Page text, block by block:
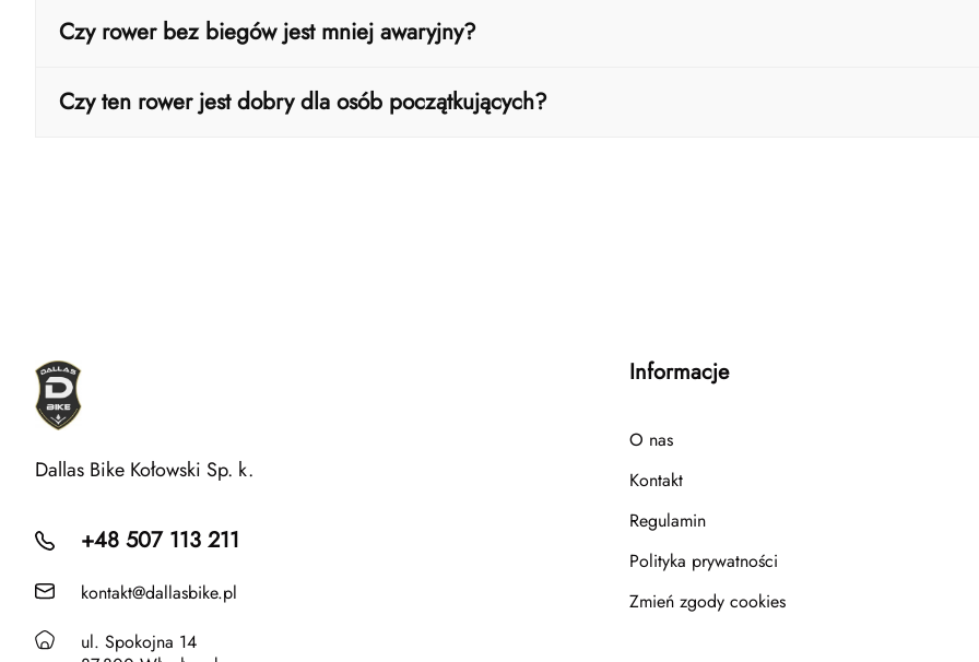
Obniżona rama ułatwia wsiadanie i zsiadanie, co jest szczególnie ważne przy częstych postojach i w
kontroli i bezpieczeństwa.
Czy rower bez biegów jest mniej awaryjny?
Tak – mniej elementów mechanicznych oznacza mniejsze ryzyko rozregulowania napędu i mniej
Czy ten rower jest dobry dla osób początkujących?
Dallas Bike Kołowski Sp. k.
+48 507 113 211
kontakt@dallasbike.pl
ul. Spokojna 14
Informacje
O nas
Kontakt
Regulamin
Polityka prywatności
Zmień zgody cookies